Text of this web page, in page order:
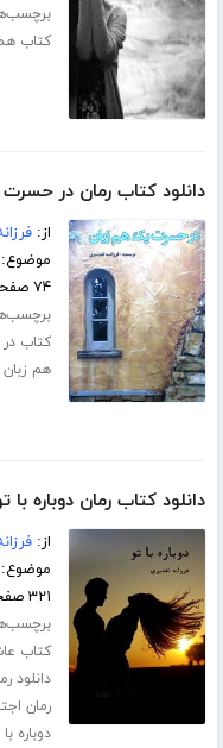
کتاب
دانلود کتاب رمان در
از:
۷۴ صفحه
کتاب
هم زبان
دانلود کتاب رمان دوباره با
از:
۳۲۱ صفحه
کتاب
دانلود
رمان
دوباره